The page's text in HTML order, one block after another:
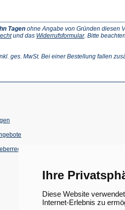
Ihre
Diese Website
Internet-Erlebnis zu
Tagen ohne Angabe von Gründen diesen
(Öffnet
neuen
und das Widerrufsformular(Öffnet
neuen
. Bitte
ges. MwSt. Bei einer Bestellung fallen
einem
Tab)